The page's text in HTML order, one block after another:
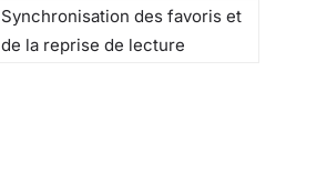
Synchronisation des favoris et
de la reprise de lecture